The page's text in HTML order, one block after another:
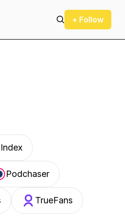
+ Follow
Podchaser
TrueFans